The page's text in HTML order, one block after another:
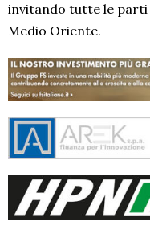
invitando tutte le parti
Medio Oriente.